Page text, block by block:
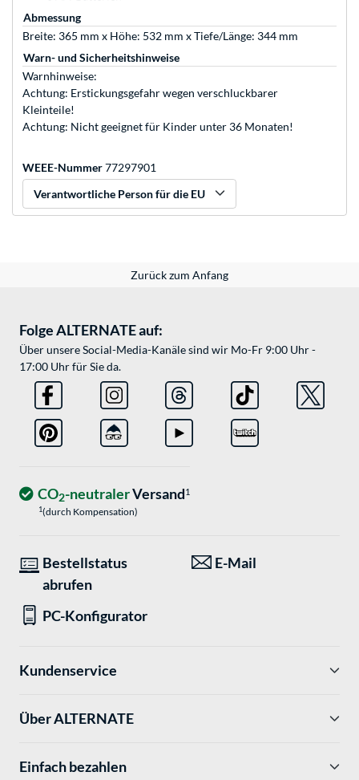
Abmessung
Breite: 365 mm x Höhe: 532 mm x Tiefe/Länge: 344 mm
Warn- und Sicherheitshinweise
Warnhinweise:
Achtung: Erstickungsgefahr wegen verschluckbarer
Kleinteile!
Achtung: Nicht geeignet für Kinder unter 36 Monaten!
WEEE-Nummer77297901
Verantwortliche Person für die EU
Zurück zum Anfang
Folge ALTERNATE auf:
Über unsere Social-Media-Kanäle sind wir Mo-Fr 9:00 Uhr -
17:00 Uhr für Sie da.
CO2-neutralerVersand1
1(durch Kompensation)
Bestellstatus
abrufen
E-Mail
PC-Konfigurator
Kundenservice
Über ALTERNATE
Einfach bezahlen